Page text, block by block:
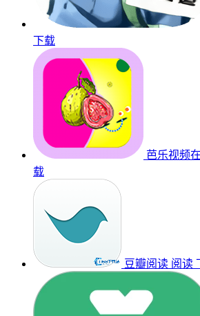
下载
芭乐视频
载
豆瓣阅读 阅读